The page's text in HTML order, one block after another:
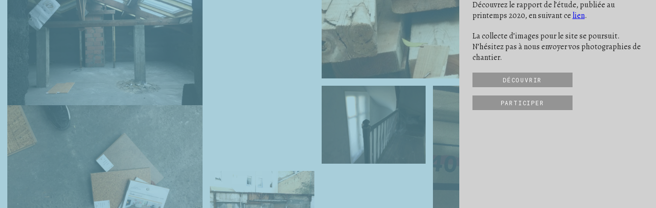
Découvrez le rapport de l’étude, publiée au
printemps 2020, en suivant ce lien.
La collecte d’images pour le site se poursuit.
N’hésitez pas à nous envoyer vos photographies de
chantier.
DÉCOUVRIR
PARTICIPER